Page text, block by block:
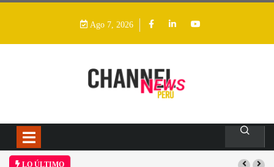
Ago 7, 2026
LO ÚLTIMO